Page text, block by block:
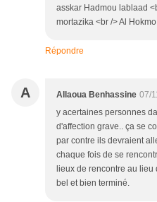
asskar Hadmou lablaad
mortazika <br /> Al
Répondre
A Allaoua Benhassine 07/
y acertaines personnes
d'affection grave.. ça se
par contre ils devraient
chaque fois de se
lieux de rencontre au
bel et bien terminé.